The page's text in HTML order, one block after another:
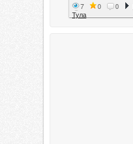
7 0 0
Тула